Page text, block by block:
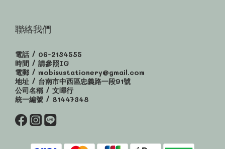
聯絡我們
電話 / 06-2134555
時間 / 請參照IG
電郵 / mobisustationery@gmail.com
地址 / 台南市中西區忠義路一段91號
公司名稱 / 文暉行
統一編號 / 81447348